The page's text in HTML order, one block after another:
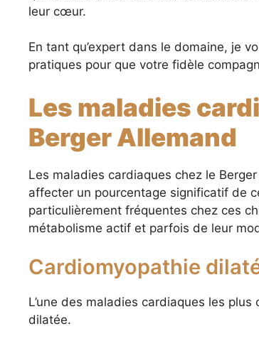
leur cœur.
En tant qu’expert dans le domaine, je
pratiques pour que votre fidèle
Les maladies
Berger Allemand
Les maladies cardiaques chez le
affecter un pourcentage significatif de
particulièrement fréquentes chez ces
métabolisme actif et parfois de leur
Cardiomyopathie
L’une des maladies cardiaques les
dilatée.